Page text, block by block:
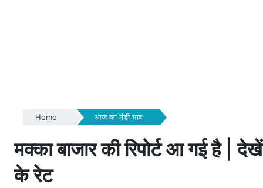
Home आज का मंडी भाव
मक्का बाजार की रिपोर्ट आ गई है |
के रेट